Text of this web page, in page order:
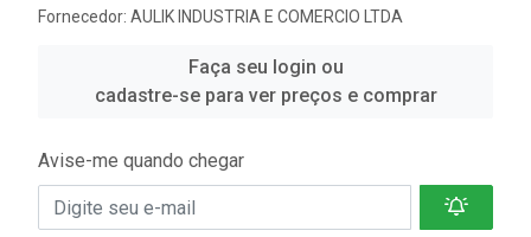
Fornecedor: AULIK INDUSTRIA E COMERCIO LTDA
Faça seu login ou
cadastre-se para ver preços e comprar
Avise-me quando chegar